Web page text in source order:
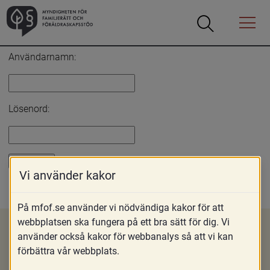
Öppna
Öppna
Menyn
Inloggning
Användarnamn:
Lösenord:
Om MFoF
Vi använder kakor
På mfof.se använder vi nödvändiga kakor för att
webbplatsen ska fungera på ett bra sätt för dig. Vi
använder också kakor för webbanalys så att vi kan
förbättra vår webbplats.